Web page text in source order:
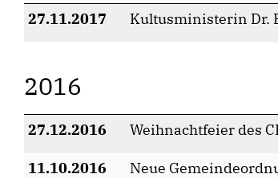
27.11.2017 Kultusministerin Dr.
2016
27.12.2016 Weihnachtfeier des
11.10.2016 Neue